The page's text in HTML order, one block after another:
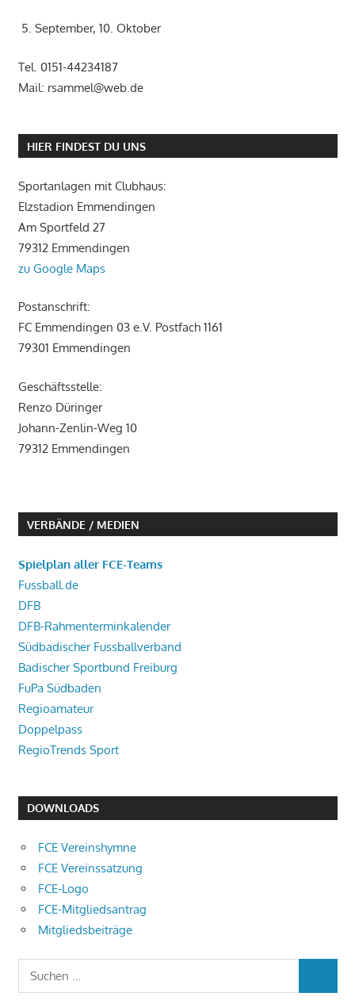
5. September, 10. Oktober
Tel. 0151-44234187
Mail: rsammel@web.de
HIER FINDEST DU UNS
Sportanlagen mit Clubhaus:
Elzstadion Emmendingen
Am Sportfeld 27
79312 Emmendingen
zu Google Maps
Postanschrift:
FC Emmendingen 03 e.V. Postfach 1161
79301 Emmendingen
Geschäftsstelle:
Renzo Düringer
Johann-Zenlin-Weg 10
79312 Emmendingen
VERBÄNDE / MEDIEN
Spielplan aller FCE-Teams
Fussball.de
DFB
DFB-Rahmenterminkalender
Südbadischer Fussballverband
Badischer Sportbund Freiburg
FuPa Südbaden
Regioamateur
Doppelpass
RegioTrends Sport
DOWNLOADS
FCE Vereinshymne
FCE Vereinssatzung
FCE-Logo
FCE-Mitgliedsantrag
Mitgliedsbeiträge
Suchen
nach: